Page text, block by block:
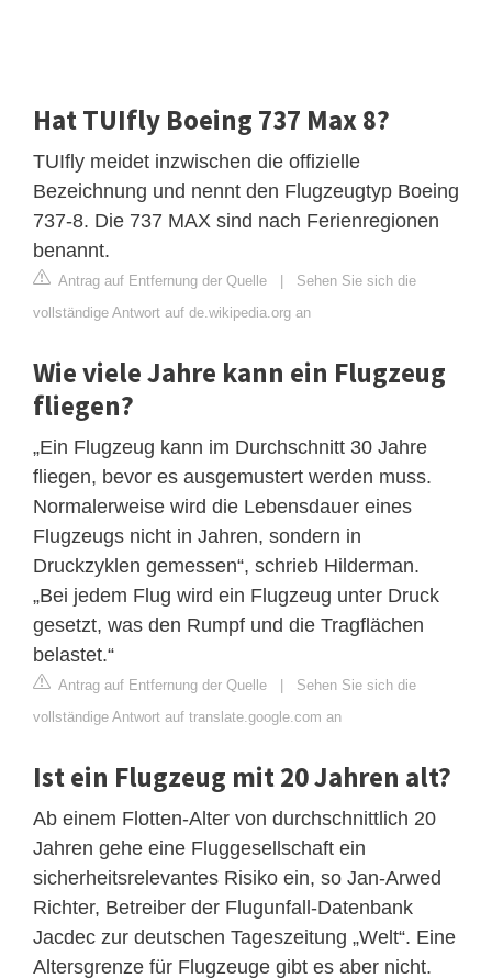
Hat TUIfly Boeing 737 Max 8?
TUIfly meidet inzwischen die offizielle
Bezeichnung und nennt den Flugzeugtyp Boeing
737-8. Die 737 MAX sind nach Ferienregionen
benannt.
Antrag auf Entfernung der Quelle | Sehen Sie sich die
vollständige Antwort auf de.wikipedia.org an
Wie viele Jahre kann ein Flugzeug
fliegen?
„Ein Flugzeug kann im Durchschnitt 30 Jahre
fliegen, bevor es ausgemustert werden muss.
Normalerweise wird die Lebensdauer eines
Flugzeugs nicht in Jahren, sondern in
Druckzyklen gemessen“, schrieb Hilderman.
„Bei jedem Flug wird ein Flugzeug unter Druck
gesetzt, was den Rumpf und die Tragflächen
belastet.“
Antrag auf Entfernung der Quelle | Sehen Sie sich die
vollständige Antwort auf translate.google.com an
Ist ein Flugzeug mit 20 Jahren alt?
Ab einem Flotten-Alter von durchschnittlich 20
Jahren gehe eine Fluggesellschaft ein
sicherheitsrelevantes Risiko ein, so Jan-Arwed
Richter, Betreiber der Flugunfall-Datenbank
Jacdec zur deutschen Tageszeitung „Welt“. Eine
Altersgrenze für Flugzeuge gibt es aber nicht.